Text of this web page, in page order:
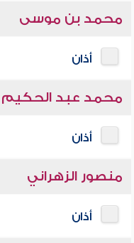
محمد بن موسى
أذان
محمد عبد الحكيم
أذان
منصور الزهراني
أذان